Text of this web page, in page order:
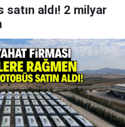
aldı! 2 milyar